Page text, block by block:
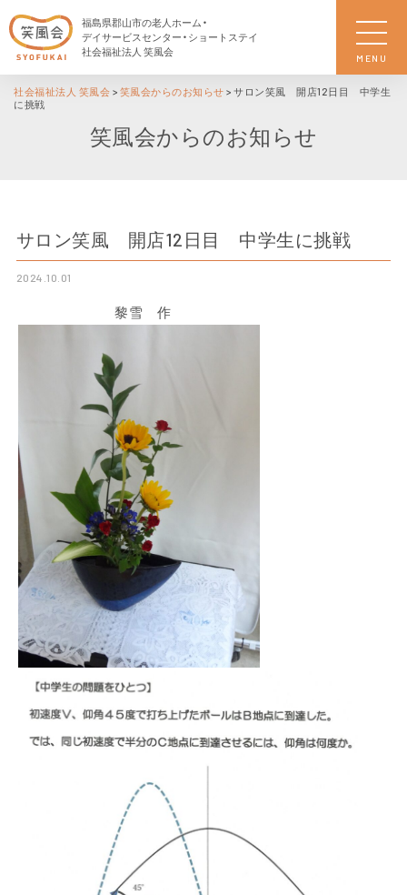
福島県郡山市の老人ホーム・
デイサービスセンター・ショートステイ
社会福祉法人 笑風会
MENU
社会福祉法人 笑風会 > 笑風会からのお知らせ > サロン笑風 開店12日目 中学生
に挑戦
笑風会からのお知らせ
サロン笑風 開店12日目 中学生に挑戦
2024.10.01
黎雪 作